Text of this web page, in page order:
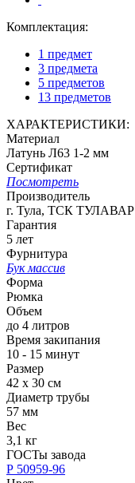
Комплектация:
1 предмет
3 предмета
5 предметов
13 предметов
ХАРАКТЕРИСТИКИ:
Материал
Латунь Л63 1-2 мм
Сертификат
Посмотреть
Производитель
г. Тула, ТСК ТУЛАВАР
Гарантия
5 лет
Фурнитура
Бук массив
Форма
Рюмка
Объем
до 4 литров
Время закипания
10 - 15 минут
Размер
42 х 30 см
Диаметр трубы
57 мм
Вес
3,1 кг
ГОСТы завода
Р 50959-96